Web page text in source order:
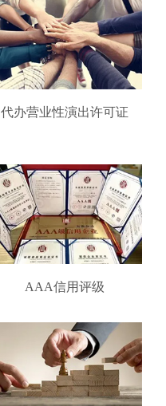
代办营业性演出许可证
AAA信用评级